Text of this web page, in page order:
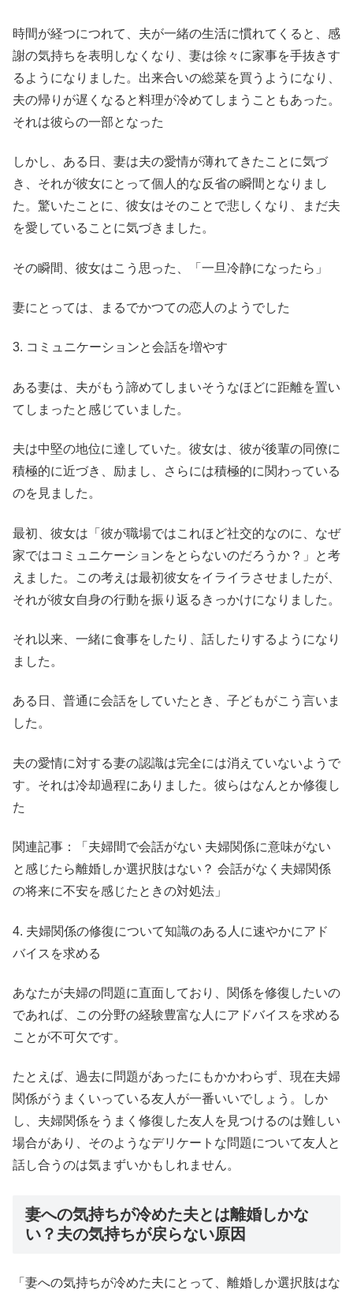
時間が経つにつれて、夫が一緒の生活に慣れてくると、感
謝の気持ちを表明しなくなり、妻は徐々に家事を手抜きす
るようになりました。出来合いの総菜を買うようになり、
夫の帰りが遅くなると料理が冷めてしまうこともあった。
それは彼らの一部となった
しかし、ある日、妻は夫の愛情が薄れてきたことに気づ
き、それが彼女にとって個人的な反省の瞬間となりまし
た。驚いたことに、彼女はそのことで悲しくなり、まだ夫
を愛していることに気づきました。
その瞬間、彼女はこう思った、「一旦冷静になったら」
妻にとっては、まるでかつての恋人のようでした
3. コミュニケーションと会話を増やす
ある妻は、夫がもう諦めてしまいそうなほどに距離を置い
てしまったと感じていました。
夫は中堅の地位に達していた。彼女は、彼が後輩の同僚に
積極的に近づき、励まし、さらには積極的に関わっている
のを見ました。
最初、彼女は「彼が職場ではこれほど社交的なのに、なぜ
家ではコミュニケーションをとらないのだろうか？」と考
えました。この考えは最初彼女をイライラさせましたが、
それが彼女自身の行動を振り返るきっかけになりました。
それ以来、一緒に食事をしたり、話したりするようになり
ました。
ある日、普通に会話をしていたとき、子どもがこう言いま
した。
夫の愛情に対する妻の認識は完全には消えていないようで
す。それは冷却過程にありました。彼らはなんとか修復し
た
関連記事：「夫婦間で会話がない 夫婦関係に意味がない
と感じたら離婚しか選択肢はない？ 会話がなく夫婦関係
の将来に不安を感じたときの対処法」
4. 夫婦関係の修復について知識のある人に速やかにアド
バイスを求める
あなたが夫婦の問題に直面しており、関係を修復したいの
であれば、この分野の経験豊富な人にアドバイスを求める
ことが不可欠です。
たとえば、過去に問題があったにもかかわらず、現在夫婦
関係がうまくいっている友人が一番いいでしょう。しか
し、夫婦関係をうまく修復し​​た友人を見つけるのは難しい
場合があり、そのようなデリケートな問題について友人と
話し合うのは気まずいかもしれません。
妻への気持ちが冷めた夫とは離婚しかな
い？夫の気持ちが戻らない原因
「妻への気持ちが冷めた夫にとって、離婚しか選択肢はな